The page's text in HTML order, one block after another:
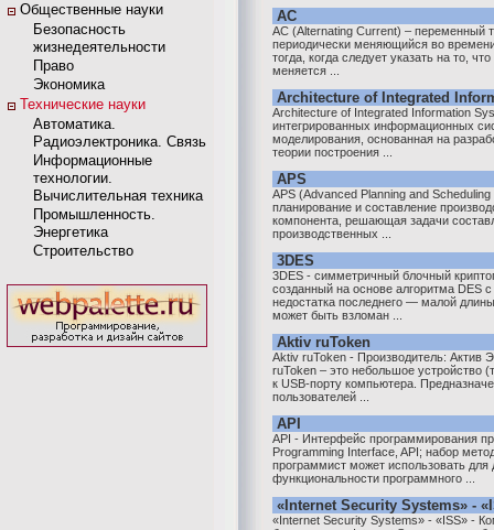
Общественные науки
Безопасность
жизнедеятельности
Право
Экономика
Технические науки
Автоматика.
Радиоэлектроника. Связь
Информационные
технологии.
Вычислительная техника
Промышленность.
Энергетика
Строительство
AC
AC (Alternating Current) – переменный
периодически меняющийся во
тогда, когда следует указать на то,
меняется ...
Architecture of Integrated
Architecture of Integrated Information
интегрированных информационных
моделирования, основанная на
теории построения ...
APS
APS (Advanced Planning and
планирование и составление
компонента, решающая задачи
производственных ...
3DES
3DES - симметричный блочный
созданный на основе алгоритма DES
недостатка последнего — малой
может быть взломан ...
Aktiv ruToken
Aktiv ruToken - Производитель: Актив
ruToken – это небольшое устройство
к USB-порту компьютера.
пользователей ...
API
API - Интерфейс программирования
Programming Interface, API; набор
программист может использовать для
функциональности программного ...
«Internet Security Systems» -
«Internet Security Systems» - «ISS» -